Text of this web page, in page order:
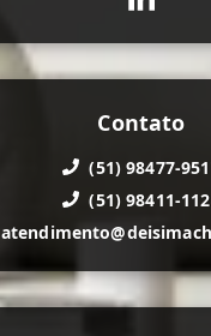
Contato
(51) 98477-
(51) 98411-